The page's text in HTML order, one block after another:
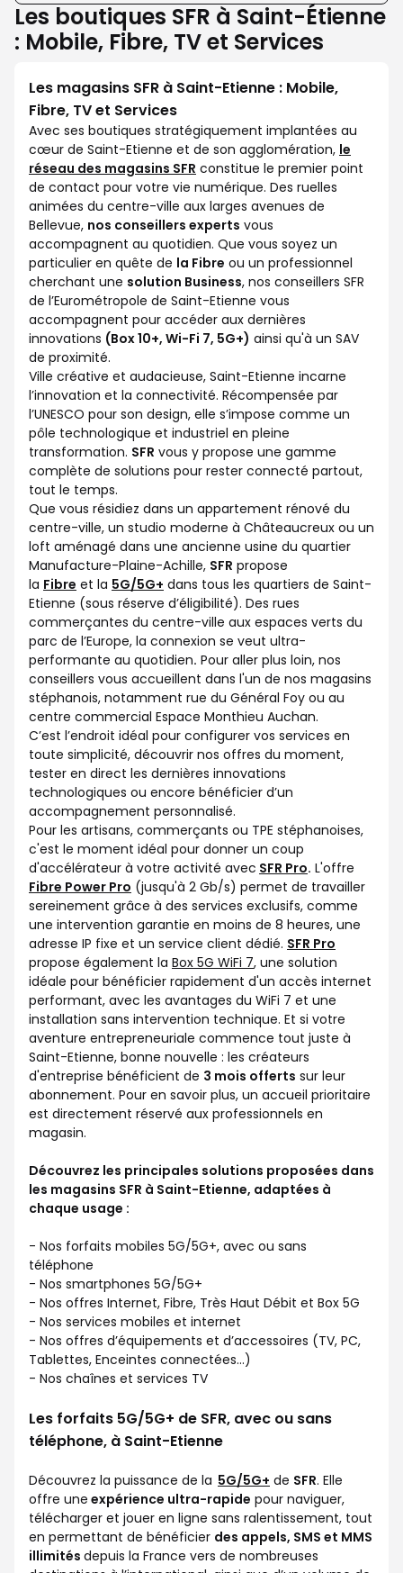
Les boutiques SFR à Saint-Étienne
: Mobile, Fibre, TV et Services
Les magasins SFR à Saint-Etienne : Mobile,
Fibre, TV et Services
Avec ses boutiques stratégiquement implantées au
cœur de Saint-Etienne et de son agglomération, le
réseau des magasins SFR constitue le premier point
de contact pour votre vie numérique. Des ruelles
animées du centre-ville aux larges avenues de
Bellevue, nos conseillers experts vous
accompagnent au quotidien. Que vous soyez un
particulier en quête de la Fibre ou un professionnel
cherchant une solution Business, nos conseillers SFR
de l’Eurométropole de Saint-Etienne vous
accompagnent pour accéder aux dernières
innovations (Box 10+, Wi-Fi 7, 5G+) ainsi qu'à un SAV
de proximité.
Ville créative et audacieuse, Saint-Etienne incarne
l’innovation et la connectivité. Récompensée par
l’UNESCO pour son design, elle s’impose comme un
pôle technologique et industriel en pleine
transformation. SFR vous y propose une gamme
complète de solutions pour rester connecté partout,
tout le temps.
Que vous résidiez dans un appartement rénové du
centre-ville, un studio moderne à Châteaucreux ou un
loft aménagé dans une ancienne usine du quartier
Manufacture-Plaine-Achille, SFR propose
la Fibre et la 5G/5G+ dans tous les quartiers de Saint-
Etienne (sous réserve d’éligibilité). Des rues
commerçantes du centre-ville aux espaces verts du
parc de l’Europe, la connexion se veut ultra-
performante au quotidien. Pour aller plus loin, nos
conseillers vous accueillent dans l'un de nos magasins
stéphanois, notamment rue du Général Foy ou au
centre commercial Espace Monthieu Auchan.
C’est l’endroit idéal pour configurer vos services en
toute simplicité, découvrir nos offres du moment,
tester en direct les dernières innovations
technologiques ou encore bénéficier d’un
accompagnement personnalisé.
Pour les artisans, commerçants ou TPE stéphanoises,
c'est le moment idéal pour donner un coup
d'accélérateur à votre activité avec SFR Pro. L'offre
Fibre Power Pro (jusqu'à 2 Gb/s) permet de travailler
sereinement grâce à des services exclusifs, comme
une intervention garantie en moins de 8 heures, une
adresse IP fixe et un service client dédié. SFR Pro
propose également la Box 5G WiFi 7, une solution
idéale pour bénéficier rapidement d'un accès internet
performant, avec les avantages du WiFi 7 et une
installation sans intervention technique. Et si votre
aventure entrepreneuriale commence tout juste à
Saint-Etienne, bonne nouvelle : les créateurs
d'entreprise bénéficient de 3 mois offerts sur leur
abonnement. Pour en savoir plus, un accueil prioritaire
est directement réservé aux professionnels en
magasin.
Découvrez les principales solutions proposées dans
les magasins SFR à Saint-Etienne, adaptées à
chaque usage :
- Nos forfaits mobiles 5G/5G+, avec ou sans
téléphone
- Nos smartphones 5G/5G+
- Nos offres Internet, Fibre, Très Haut Débit et Box 5G
- Nos services mobiles et internet
- Nos offres d’équipements et d’accessoires (TV, PC,
Tablettes, Enceintes connectées…)
- Nos chaînes et services TV
Les forfaits 5G/5G+ de SFR, avec ou sans
téléphone, à Saint-Etienne
Découvrez la puissance de la 5G/5G+ de SFR. Elle
offre une expérience ultra-rapide pour naviguer,
télécharger et jouer en ligne sans ralentissement, tout
en permettant de bénéficier des appels, SMS et MMS
illimités depuis la France vers de nombreuses